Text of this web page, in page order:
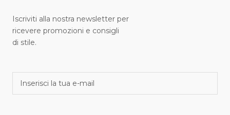
Iscriviti alla nostra newsletter per
ricevere promozioni e consigli
di stile.